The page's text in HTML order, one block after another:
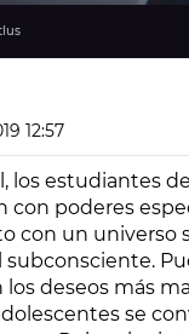
12:57
los estudiantes
con poderes
con un universo
subconsciente.
deseos más
se